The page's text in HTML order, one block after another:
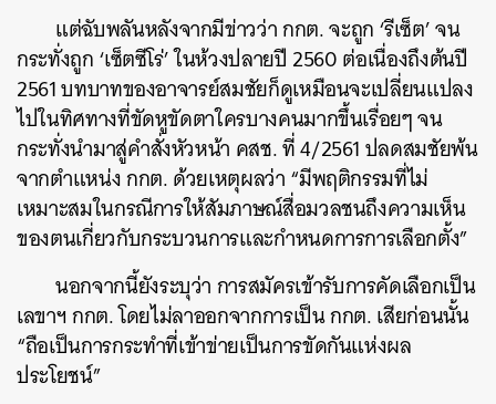
แต่ฉับพลันหลังจากมีข่าวว่า กกต. จะถูก ‘รีเซ็ต’ จน
กระทั่งถูก ‘เซ็ตซีโร่’ ในห้วงปลายปี 2560 ต่อเนื่องถึงต้นปี
2561 บทบาทของอาจารย์สมชัยก็ดูเหมือนจะเปลี่ยนแปลง
ไปในทิศทางที่ขัดหูขัดตาใครบางคนมากขึ้นเรื่อยๆ จน
กระทั่งนำมาสู่คำสั่งหัวหน้า คสช. ที่ 4/2561 ปลดสมชัยพ้น
จากตำแหน่ง กกต. ด้วยเหตุผลว่า “มีพฤติกรรมที่ไม่
เหมาะสมในกรณีการให้สัมภาษณ์สื่อมวลชนถึงความเห็น
ของตนเกี่ยวกับกระบวนการและกำหนดการการเลือกตั้ง”
นอกจากนี้ยังระบุว่า การสมัครเข้ารับการคัดเลือกเป็น
เลขาฯ กกต. โดยไม่ลาออกจากการเป็น กกต. เสียก่อนนั้น
“ถือเป็นการกระทำที่เข้าข่ายเป็นการขัดกันแห่งผล
ประโยชน์”